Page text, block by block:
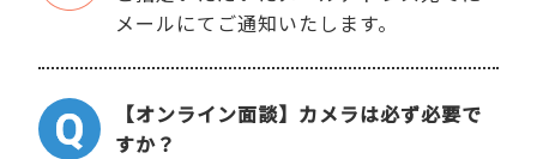
メールにてご通知いたします。
【オンライン面談】カメラは必ず必要で
すか？